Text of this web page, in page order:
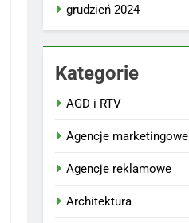
grudzień 2024
Kategorie
AGD i RTV
Agencje marketingowe
Agencje reklamowe
Architektura